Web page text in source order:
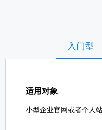
入门型
适用对象
小型企业官网或者个人